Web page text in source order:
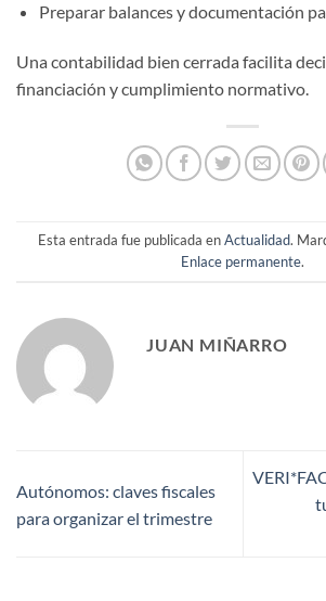
Preparar balances y documentación
Una contabilidad bien cerrada facilita
financiación y cumplimiento normativo.
Esta entrada fue publicada enActualidad.
Enlace permanente.
JUAN MIÑARRO
Autónomos: claves fiscales
para organizar el trimestre